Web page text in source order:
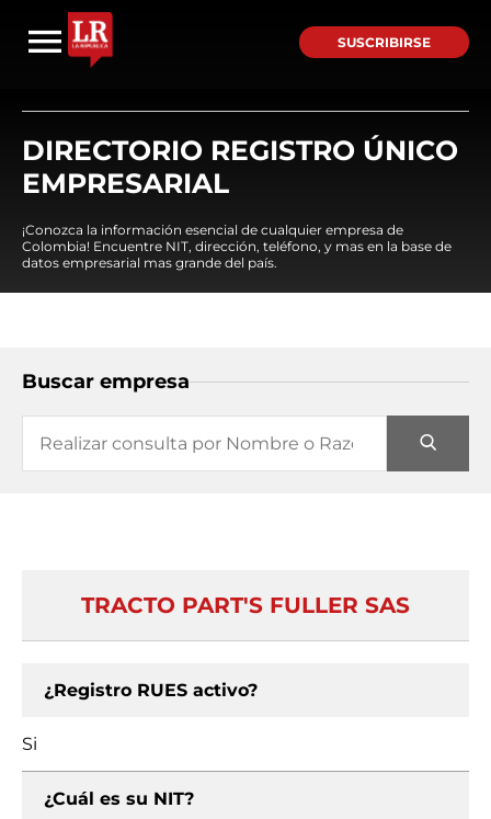
SUSCRIBIRSE
DIRECTORIO REGISTRO ÚNICO
EMPRESARIAL
¡Conozca la información esencial de cualquier empresa de
Colombia! Encuentre NIT, dirección, teléfono, y mas en la base de
datos empresarial mas grande del país.
Buscar empresa
TRACTO PART'S FULLER SAS
¿Registro RUES activo?
Si
¿Cuál es su NIT?